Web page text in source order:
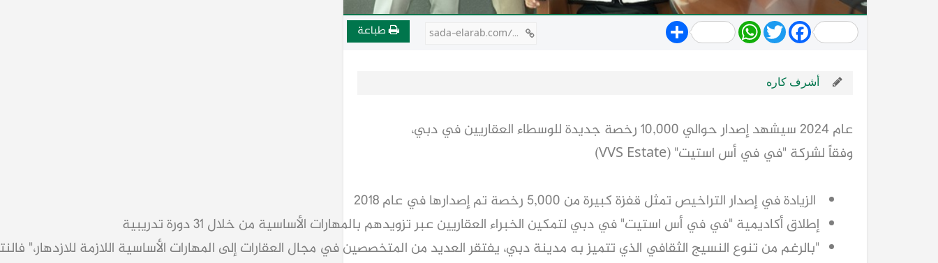
Share WhatsApp
TwitterFacebook طباعة sada-elarab.com/732759
أشرف كاره
عام 2024 سيشهد إصدار حوالي 10,000 رخصة جديدة للوسطاء العقاريين في دبي،
وفقاً لشركة "في في أس استيت" (VVS Estate)
الزيادة في إصدار التراخيص تمثل قفزة كبيرة من 5,000 رخصة تم إصدارها في عام 2018
إطلاق أكاديمية "في في أس استيت" في دبي لتمكين الخبراء العقاريين عبر تزويدهم بالمهارات الأساسية من خلال 31 دورة تدريبية
"بالرغم من تنوع النسيج الثقافي الذي تتميز به مدينة دبي، يفتقر العديد من المتخصصين في مجال العقارات إلى المهارات الأساسية اللازمة للازدهار،"